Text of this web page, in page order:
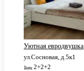
Уютная евродвушка
ул.Сосновая, д.5к1
2+2+2